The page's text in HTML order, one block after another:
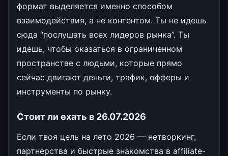
формат выделяется именно способом
взаимодействия, а не контентом. Ты не идешь
сюда “послушать всех лидеров рынка”. Ты
идешь, чтобы оказаться в ограниченном
пространстве с людьми, которые прямо
сейчас двигают деньги, трафик, офферы и
инструменты по рынку.
Стоит ли ехать в 26.07.2026
Если твоя цель на лето 2026 — нетворкинг,
партнерства и быстрые знакомства в affiliate-